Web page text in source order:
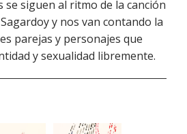
se siguen al ritmo de la canción
y nos van contando la
parejas y personajes que
y sexualidad libremente.